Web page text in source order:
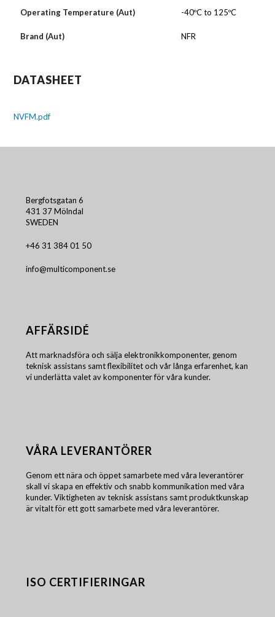
Operating Temperature (Aut) -40ºC to 125ºC
Brand (Aut) NFR
DATASHEET
NVFM.pdf
Bergfotsgatan 6
431 37 Mölndal
SWEDEN
+46 31 384 01 50
info@multicomponent.se
AFFÄRSIDÉ
Att marknadsföra och sälja elektronikkomponenter, genom
teknisk assistans samt flexibilitet och vår långa erfarenhet, kan
vi underlätta valet av komponenter för våra kunder.
VÅRA LEVERANTÖRER
Genom ett nära och öppet samarbete med våra leverantörer
skall vi skapa en effektiv och snabb kommunikation med våra
kunder. Viktigheten av teknisk assistans samt produktkunskap
är vitalt för ett gott samarbete med våra leverantörer.
ISO CERTIFIERINGAR